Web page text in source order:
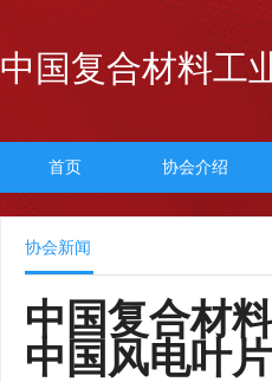
中国复合材料工
首页 协会介绍
协会新闻
中国复合材
中国风电叶